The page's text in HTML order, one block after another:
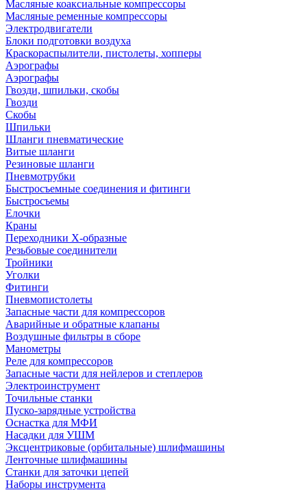
Масляные коаксиальные компрессоры
Масляные ременные компрессоры
Электродвигатели
Блоки подготовки воздуха
Краскораспылители, пистолеты, хопперы
Аэрографы
Аэрографы
Гвозди, шпильки, скобы
Гвозди
Скобы
Шпильки
Шланги пневматические
Витые шланги
Резиновые шланги
Пневмотрубки
Быстросъемные соединения и фитинги
Быстросъемы
Елочки
Краны
Переходники Х-образные
Резьбовые соединители
Тройники
Уголки
Фитинги
Пневмопистолеты
Запасные части для компрессоров
Аварийные и обратные клапаны
Воздушные фильтры в сборе
Манометры
Реле для компрессоров
Запасные части для нейлеров и степлеров
Электроинструмент
Точильные станки
Пуско-зарядные устройства
Оснастка для МФИ
Насадки для УШМ
Эксцентриковые (орбитальные) шлифмашины
Ленточные шлифмашины
Станки для заточки цепей
Наборы инструмента